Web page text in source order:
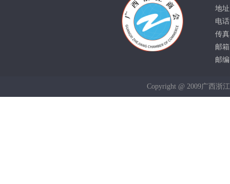
Copyright @ 2009广西浙
地
电
传
邮
邮